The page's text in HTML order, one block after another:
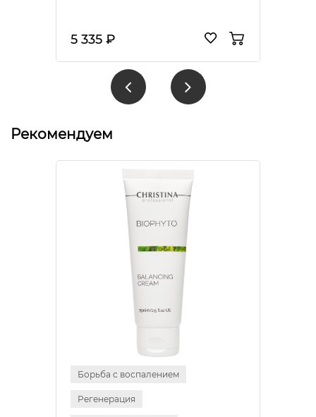
5 335 ₽
Рекомендуем
Борьба с воспалением
Регенерация